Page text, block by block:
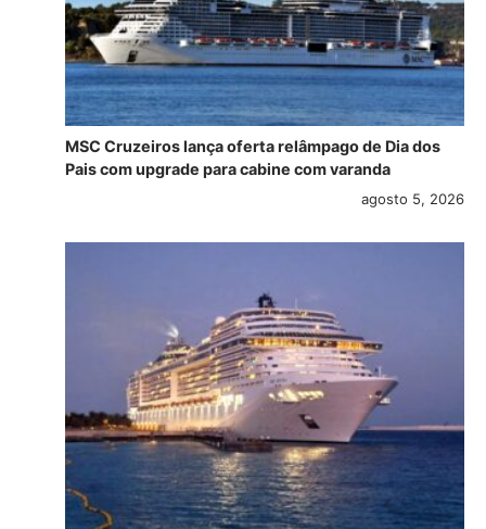
MSC Cruzeiros lança oferta relâmpago de Dia dos
Pais com upgrade para cabine com varanda
agosto 5, 2026